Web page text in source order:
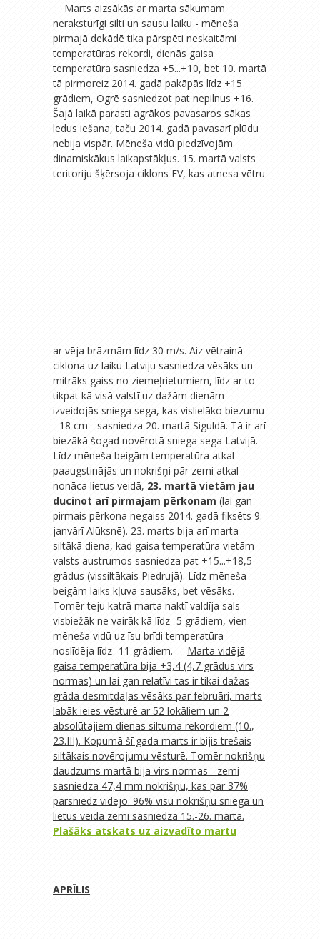
Marts aizsākās ar marta sākumam
neraksturīgi silti un sausu laiku - mēneša
pirmajā dekādē tika pārspēti neskaitāmi
temperatūras rekordi, dienās gaisa
temperatūra sasniedza +5...+10, bet 10. martā
tā pirmoreiz 2014. gadā pakāpās līdz +15
grādiem, Ogrē sasniedzot pat nepilnus +16.
Šajā laikā parasti agrākos pavasaros sākas
ledus iešana, taču 2014. gadā pavasarī plūdu
nebija vispār. Mēneša vidū piedzīvojām
dinamiskākus laikapstākļus. 15. martā valsts
teritoriju šķērsoja ciklons EV, kas atnesa vētru
ar vēja brāzmām līdz 30 m/s. Aiz vētrainā
ciklona uz laiku Latviju sasniedza vēsāks un
mitrāks gaiss no ziemeļrietumiem, līdz ar to
tikpat kā visā valstī uz dažām dienām
izveidojās sniega sega, kas vislielāko biezumu
- 18 cm - sasniedza 20. martā Siguldā. Tā ir arī
biezākā šogad novērotā sniega sega Latvijā.
Līdz mēneša beigām temperatūra atkal
paaugstinājās un nokrišņi pār zemi atkal
nonāca lietus veidā, 23. martā vietām jau
ducinot arī pirmajam pērkonam (lai gan
pirmais pērkona negaiss 2014. gadā fiksēts 9.
janvārī Alūksnē). 23. marts bija arī marta
siltākā diena, kad gaisa temperatūra vietām
valsts austrumos sasniedza pat +15...+18,5
grādus (vissiltākais Piedrujā). Līdz mēneša
beigām laiks kļuva sausāks, bet vēsāks.
Tomēr teju katrā marta naktī valdīja sals -
visbiežāk ne vairāk kā līdz -5 grādiem, vien
mēneša vidū uz īsu brīdi temperatūra
noslīdēja līdz -11 grādiem. Marta vidējā
gaisa temperatūra bija +3,4 (4,7 grādus virs
normas) un lai gan relatīvi tas ir tikai dažas
grāda desmitdaļas vēsāks par februāri, marts
labāk ieies vēsturē ar 52 lokāliem un 2
absolūtajiem dienas siltuma rekordiem (10.,
23.III). Kopumā šī gada marts ir bijis trešais
siltākais novērojumu vēsturē. Tomēr nokrišņu
daudzums martā bija virs normas - zemi
sasniedza 47,4 mm nokrišņu, kas par 37%
pārsniedz vidējo. 96% visu nokrišņu sniega un
lietus veidā zemi sasniedza 15.-26. martā.
Plašāks atskats uz aizvadīto martu
APRĪLIS